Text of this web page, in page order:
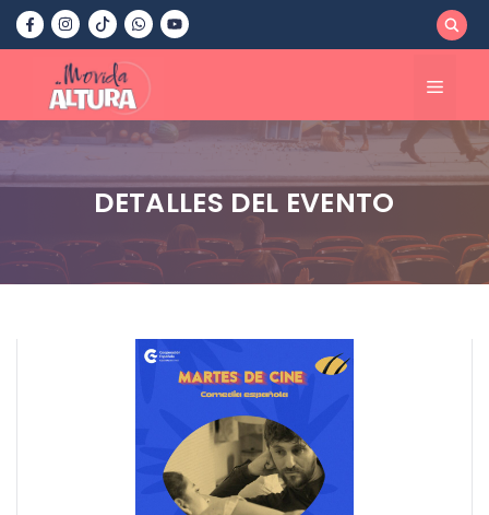
Saltar
contenido
Menú
DETALLES DEL EVENTO